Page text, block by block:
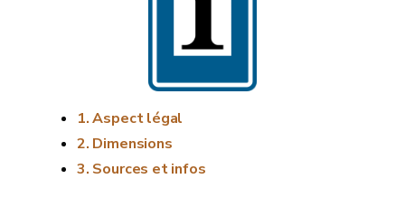
Aspect légal
Dimensions
Sources et infos